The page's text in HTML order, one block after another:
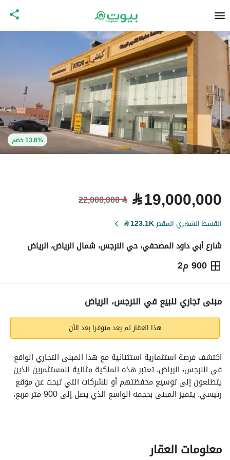
13.6% خصم
⃁19,000,000
⃁
22,000,000
القسط الشهري المقدر123.1K
⃁
شارع أبي داود المصحفي، حي النرجس، شمال الرياض، الرياض
900 م2
⃁
19,000,000
التفاصيل معلومات ترخيص الإعلان
مبنى تجاري للبيع في النرجس، الرياض
هذا العقار لم يعد متوفرا بعد الآن
- **الحجم**: 900 م²
معلومات العقار